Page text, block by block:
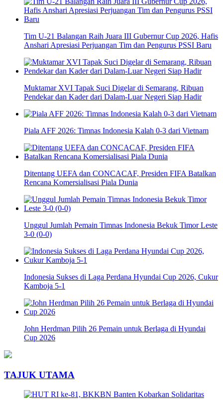
Tim U-21 Balangan Raih Juara III Gubernur Cup 2026, Hafis
Anshari Apresiasi Perjuangan Tim dan Pengurus PSSI Baru
Muktamar XVI Tapak Suci Digelar di Semarang, Ribuan
Pendekar dan Kader dari Dalam-Luar Negeri Siap Hadir
Piala AFF 2026: Timnas Indonesia Kalah 0-3 dari Vietnam
Ditentang UEFA dan CONCACAF, Presiden FIFA Batalkan
Rencana Komersialisasi Piala Dunia
Unggul Jumlah Pemain Timnas Indonesia Bekuk Timor Leste
3-0 (0-0)
Indonesia Sukses di Laga Perdana Hyundai Cup 2026, Cukur
Kamboja 5-1
John Herdman Pilih 26 Pemain untuk Berlaga di Hyundai
Cup 2026
TAJUK UTAMA